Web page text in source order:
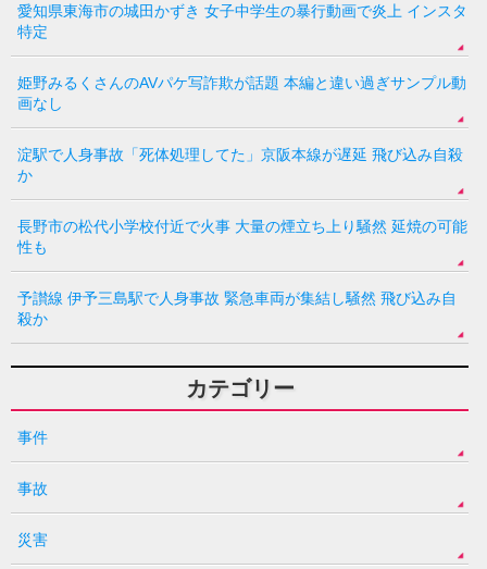
愛知県東海市の城田かずき 女子中学生の暴行動画で炎上 インスタ
特定
姫野みるくさんのAVパケ写詐欺が話題 本編と違い過ぎサンプル動
画なし
淀駅で人身事故「死体処理してた」京阪本線が遅延 飛び込み自殺
か
長野市の松代小学校付近で火事 大量の煙立ち上り騒然 延焼の可能
性も
予讃線 伊予三島駅で人身事故 緊急車両が集結し騒然 飛び込み自
殺か
カテゴリー
事件
事故
災害